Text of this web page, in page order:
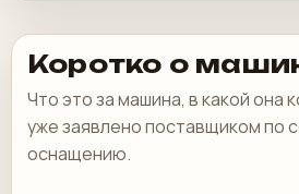
Коротко о
Что это за машина, в какой она
уже заявлено поставщиком по
оснащению.